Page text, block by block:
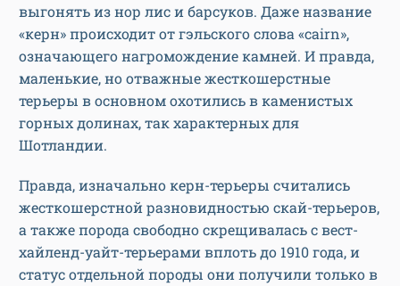
выгонять из нор лис и барсуков. Даже название
«керн» происходит от гэльского слова «cairn»,
означающего нагромождение камней. И правда,
маленькие, но отважные жесткошерстные
терьеры в основном охотились в каменистых
горных долинах, так характерных для
Шотландии.
Правда, изначально керн-терьеры считались
жесткошерстной разновидностью скай-терьеров,
а также порода свободно скрещивалась с вест-
хайленд-уайт-терьерами вплоть до 1910 года, и
статус отдельной породы они получили только в